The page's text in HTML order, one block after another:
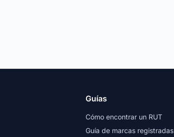
Guías
Cómo encontrar un RUT
Guía de marcas registradas